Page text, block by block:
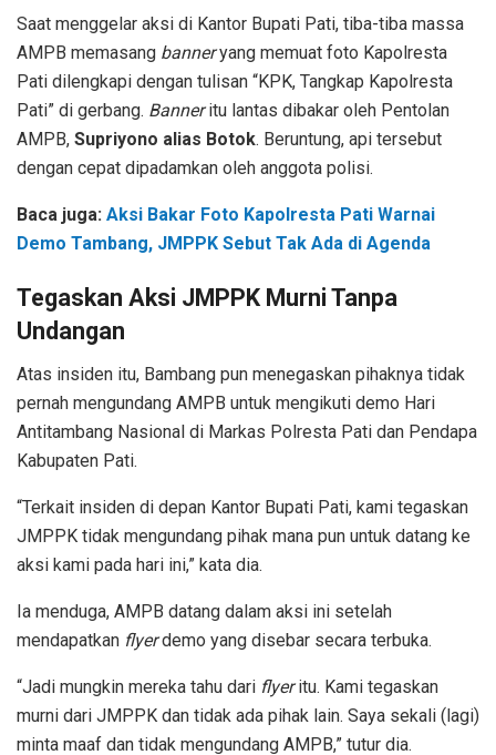
Saat menggelar aksi di Kantor Bupati Pati, tiba-tiba massa
AMPB memasang banneryang memuat foto Kapolresta
Pati dilengkapi dengan tulisan “KPK, Tangkap Kapolresta
Pati” di gerbang. Banneritu lantas dibakar oleh Pentolan
AMPB, Supriyono alias Botok. Beruntung, api tersebut
dengan cepat dipadamkan oleh anggota polisi.
Baca juga: Aksi Bakar Foto Kapolresta Pati Warnai
Demo Tambang, JMPPK Sebut Tak Ada di Agenda
Tegaskan Aksi JMPPK Murni Tanpa
Undangan
Atas insiden itu, Bambang pun menegaskan pihaknya tidak
pernah mengundang AMPB untuk mengikuti demo Hari
Antitambang Nasional di Markas Polresta Pati dan Pendapa
Kabupaten Pati.
“Terkait insiden di depan Kantor Bupati Pati, kami tegaskan
JMPPK tidak mengundang pihak mana pun untuk datang ke
aksi kami pada hari ini,” kata dia.
Ia menduga, AMPB datang dalam aksi ini setelah
mendapatkan flyerdemo yang disebar secara terbuka.
“Jadi mungkin mereka tahu dari flyeritu. Kami tegaskan
murni dari JMPPK dan tidak ada pihak lain. Saya sekali (lagi)
minta maaf dan tidak mengundang AMPB,” tutur dia.